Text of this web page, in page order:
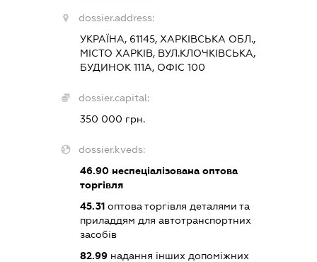
dossier.address:
УКРАЇНА, 61145, ХАРКІВСЬКА ОБЛ.,
МІСТО ХАРКІВ, ВУЛ.КЛОЧКІВСЬКА,
БУДИНОК 111А, ОФІС 100
dossier.capital:
350 000 грн.
dossier.kveds:
46.90неспеціалізована оптова
торгівля
45.31оптова торгівля деталями та
приладдям для автотранспортних
засобів
82.99надання інших допоміжних